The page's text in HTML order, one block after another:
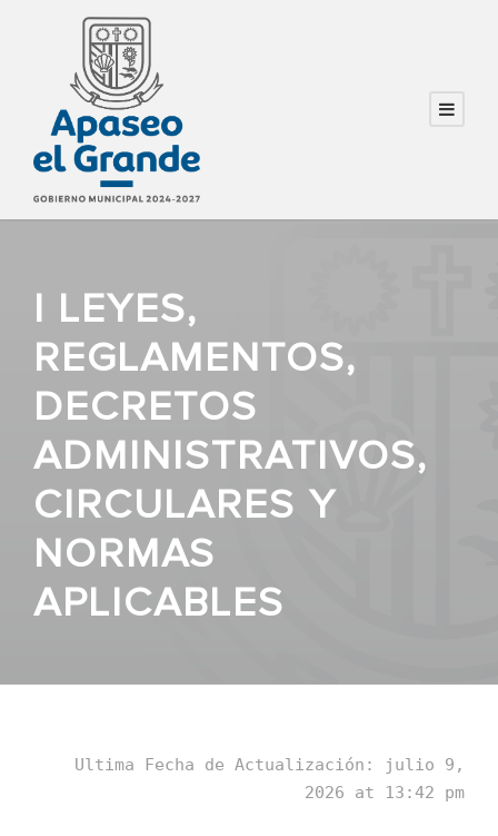
I LEYES,
REGLAMENTOS,
DECRETOS
ADMINISTRATIVOS,
CIRCULARES Y
NORMAS
APLICABLES
Ultima Fecha de Actualización: julio 9,
2026 at 13:42 pm